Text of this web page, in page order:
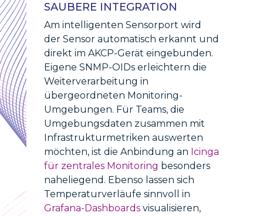
SAUBERE INTEGRATION
Am intelligenten Sensorport wird
der Sensor automatisch erkannt und
direkt im AKCP-Gerät eingebunden.
Eigene SNMP-OIDs erleichtern die
Weiterverarbeitung in
übergeordneten Monitoring-
Umgebungen. Für Teams, die
Umgebungsdaten zusammen mit
Infrastrukturmetriken auswerten
möchten, ist die Anbindung an Icinga
für zentrales Monitoring besonders
naheliegend. Ebenso lassen sich
Temperaturverläufe sinnvoll in
Grafana-Dashboardsvisualisieren,